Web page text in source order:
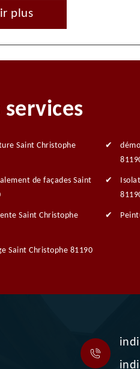
plus
Saint Christophe
de façades Saint
Saint Christophe
Saint Christophe 81190